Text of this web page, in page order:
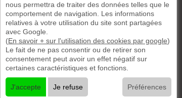
nous permettra de traiter des données telles que le
comportement de navigation. Les informations
relatives à votre utilisation du site sont partagées
avec Google.
(En savoir + sur l'utilisation des cookies par google)
Le fait de ne pas consentir ou de retirer son
consentement peut avoir un effet négatif sur
certaines caractéristiques et fonctions.
J'accepte Je refuse Préférences